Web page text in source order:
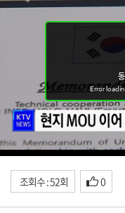
조회수 : 52회 0